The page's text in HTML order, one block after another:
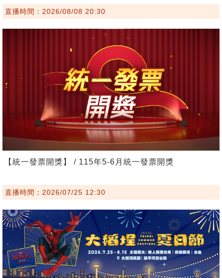
直播時間：2026/08/08 20:30
【統一發票開獎】 / 115年5-6月統一發票開獎
直播時間：2026/07/25 12:30